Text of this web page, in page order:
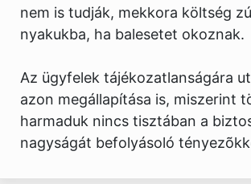
nem is tudják, mekkora költség
nyakukba, ha balesetet okoznak.
Az ügyfelek tájékozatlanságára
azon megállapítása is, miszerint
harmaduk nincs tisztában a
nagyságát befolyásoló